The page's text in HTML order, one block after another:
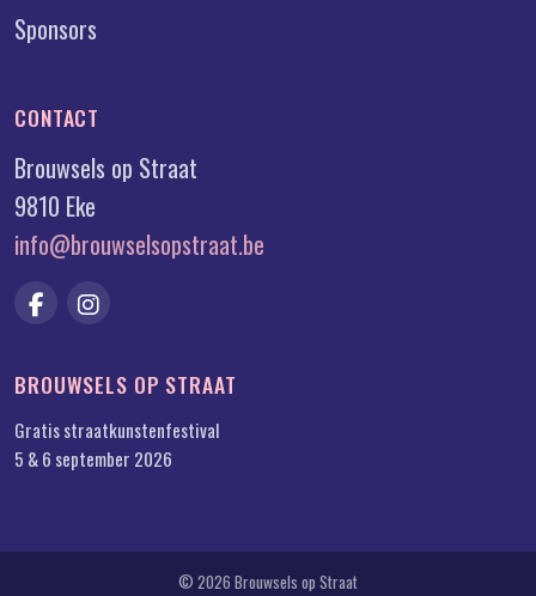
Sponsors
CONTACT
Brouwsels op Straat
9810 Eke
info@brouwselsopstraat.be
BROUWSELS OP STRAAT
Gratis straatkunstenfestival
5 & 6 september 2026
© 2026 Brouwsels op Straat